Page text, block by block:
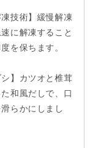
技術】緩慢解凍
に解凍すること
を保ちます。
シ】カツオと椎茸
和風だしで、口
らかにしまし